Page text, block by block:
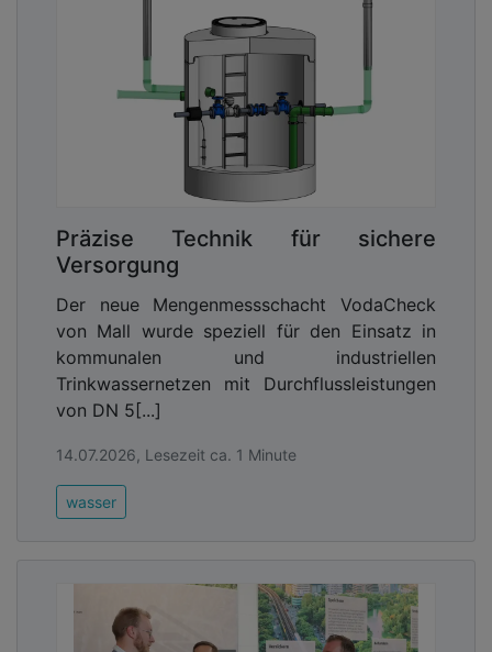
Präzise Technik für sichere
Versorgung
Der neue Mengenmessschacht VodaCheck
von Mall wurde speziell für den Einsatz in
kommunalen und industriellen
Trinkwassernetzen mit Durchflussleistungen
von DN 5[...]
14.07.2026, Lesezeit ca. 1 Minute
wasser